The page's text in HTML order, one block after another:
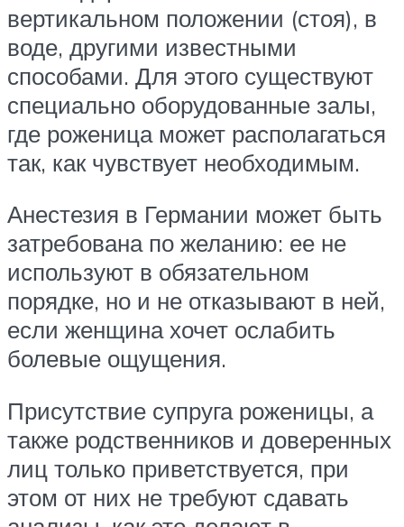
вертикальном положении (стоя), в
воде, другими известными
способами. Для этого существуют
специально оборудованные залы,
где роженица может располагаться
так, как чувствует необходимым.
Анестезия в Германии может быть
затребована по желанию: ее не
используют в обязательном
порядке, но и не отказывают в ней,
если женщина хочет ослабить
болевые ощущения.
Присутствие супруга роженицы, а
также родственников и доверенных
лиц только приветствуется, при
этом от них не требуют сдавать